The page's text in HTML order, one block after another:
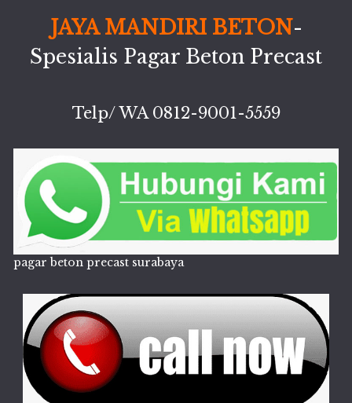
JAYA MANDIRI BETON-
Spesialis Pagar Beton Precast
Telp/ WA 0812-9001-5559
pagar beton precast surabaya